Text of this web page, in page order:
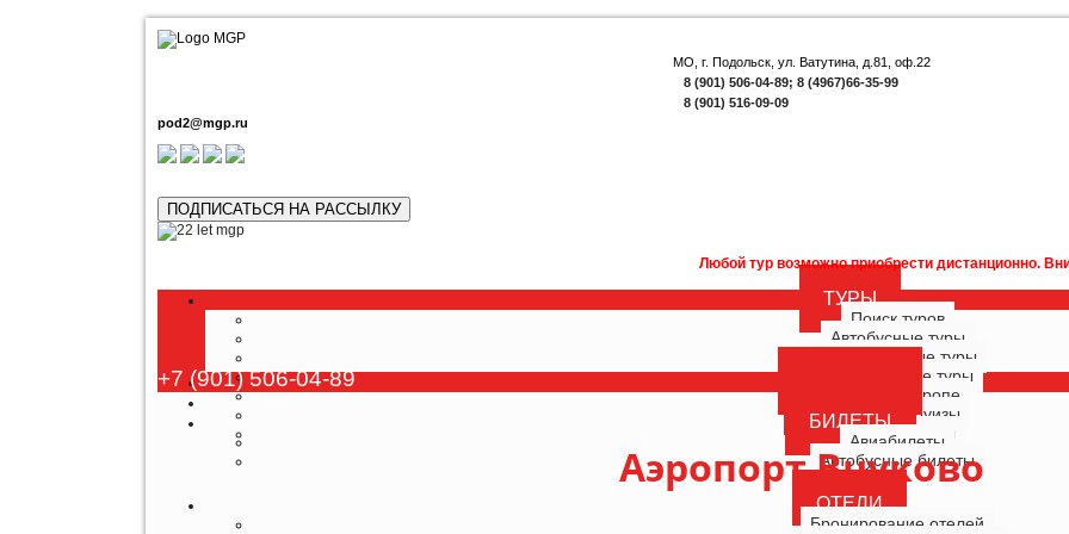
МО, г. Подольск, ул. Ватутина, д.81, оф.22
8 (901) 506-04-89; 8 (4967)66-35-99
8 (901) 516-09-09
pod2@mgp.ru
ПОДПИСАТЬСЯ НА РАССЫЛКУ
Любой тур возможно приобрести дистанционно. Внимание! Акция для
ТУРЫ
Поиск туров
Автобусные туры
Многодневные туры
Однодневные туры
Туры по Европе
Морские круизы
Речные круизы
БИЛЕТЫ
Авиабилеты
Автобусные билеты
ОТЕЛИ
Бронирование отелей
+7 (901) 506-04-89
Аэропорт Внуково